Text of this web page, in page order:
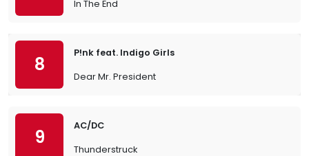
In The End
8
P!nk feat. Indigo Girls
Dear Mr. President
9
AC/DC
Thunderstruck